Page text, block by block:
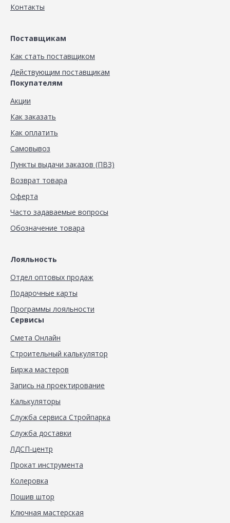
Контакты
Поставщикам
Как стать поставщиком
Действующим поставщикам
Покупателям
Акции
Как заказать
Как оплатить
Самовывоз
Пункты выдачи заказов (ПВЗ)
Возврат товара
Оферта
Часто задаваемые вопросы
Обозначение товара
Лояльность
Отдел оптовых продаж
Подарочные карты
Программы лояльности
Сервисы
Смета Онлайн
Строительный калькулятор
Биржа мастеров
Запись на проектирование
Калькуляторы
Служба сервиса Стройпарка
Служба доставки
ЛДСП-центр
Прокат инструмента
Колеровка
Пошив штор
Ключная мастерская